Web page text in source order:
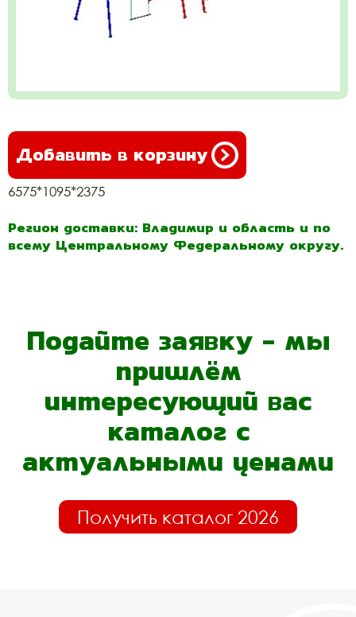
Добавить в корзину
6575*1095*2375
Регион доставки: Владимир и область и по
всему Центральному Федеральному округу.
Подайте заявку - мы
пришлём
интересующий вас
каталог с
актуальными ценами
Получить каталог 2026